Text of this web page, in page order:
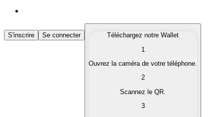
Acheter des Cryptomonnaies
Achetez les cryptomonnaies qui vous intéressent
Convertissez vos cryptomonnaies en monnaie
S'inscrire Se connecter
Téléchargez notre Wallet
1
Ouvrez la caméra de votre téléphone.
2
Scannez le QR.
3